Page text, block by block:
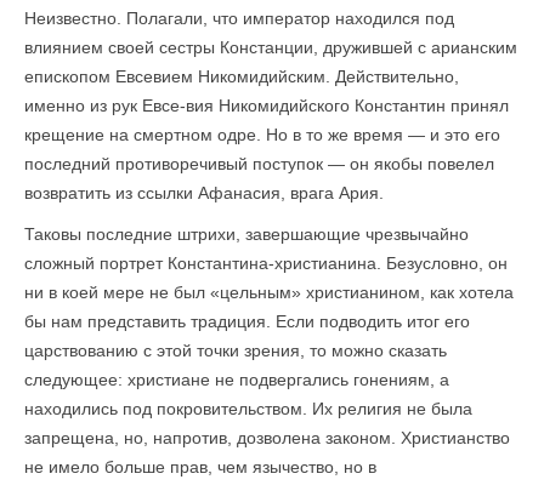
Неизвестно. Полагали, что император находился под
влиянием своей сестры Констанции, дружившей с арианским
епископом Евсевием Никомидийским. Действительно,
именно из рук Евсе-вия Никомидийского Константин принял
крещение на смертном одре. Но в то же время — и это его
последний противоречивый поступок — он якобы повелел
возвратить из ссылки Афанасия, врага Ария.
Таковы последние штрихи, завершающие чрезвычайно
сложный портрет Константина-христианина. Безусловно, он
ни в коей мере не был «цельным» христианином, как хотела
бы нам представить традиция. Если подводить итог его
царствованию с этой точки зрения, то можно сказать
следующее: христиане не подвергались гонениям, а
находились под покровительством. Их религия не была
запрещена, но, напротив, дозволена законом. Христианство
не имело больше прав, чем язычество, но в